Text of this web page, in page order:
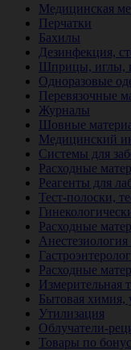
Медицинская
Перчатки
Бахилы
Дезинфекция,
Шприцы, иглы,
Одноразовые
Перевязочные
Журналы
Шовные
Медицинский
Системы для
Расходные
Реагенты для
Тест-полоски,
Расходные
Расходные
Измерительная
Бытовая химия,
Утилизация
Облучатели-
Товары по